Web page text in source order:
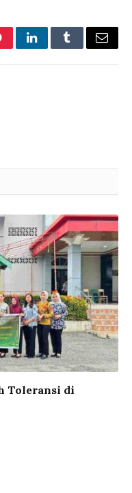
LinkedInTumblrEmail
Toleransi di